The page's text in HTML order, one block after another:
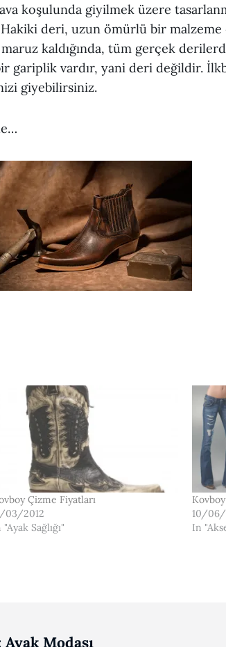
koşulunda giyilmek üzere
deri, uzun ömürlü bir malzeme
maruz kaldığında, tüm gerçek
gariplik vardır, yani deri değildir.
giyebilirsiniz.
Çizme Fiyatları
03/2012
"Ayak Sağlığı"
10/06/
In
Ayak Modası